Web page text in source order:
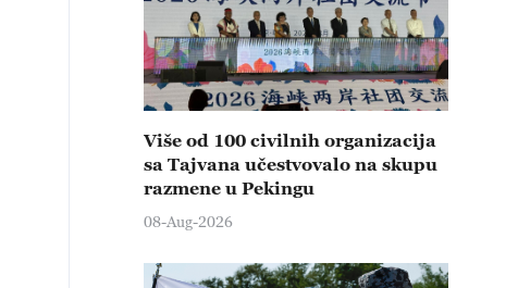
Više od 100 civilnih organizacija
sa Tajvana učestvovalo na skupu
razmene u Pekingu
08-Aug-2026